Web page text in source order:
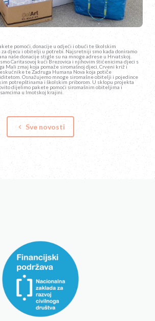
pomoći, donacije u odjeći i obući te školskim
djecu i obitelji u potrebi. Najsretniji smo kada doniramo
naše donacije stigle su na mnoge adrese u Hrvatskoj.
Caritasovoj kući Brezovica i njihovim štićenicima djeci s
Mali zmaj koja pomaže siromašnoj djeci, Crveni križ i
te Zadruga Humana Nova koja potiče
Osnažujemo mnoge siromašne obitelji i pojedince
potrepštinama i školskim priborom. U sklopu projekta
dijelimo pakete pomoći siromašnim obiteljima i
u Imotskoj krajini.
keyboard_arrow_left Sve novosti